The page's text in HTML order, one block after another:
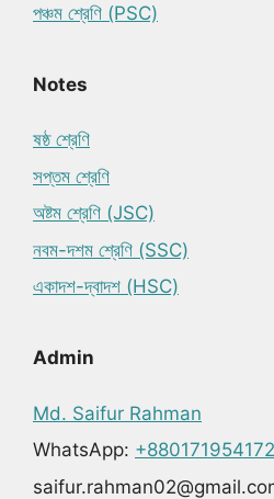
পঞ্চম শ্রেণি (PSC)
Notes
ষষ্ঠ শ্রেণি
সপ্তম শ্রেণি
অষ্টম শ্রেণি (JSC)
নবম-দশম শ্রেণি (SSC)
একাদশ-দ্বাদশ (HSC)
Admin
Md. Saifur Rahman
WhatsApp: